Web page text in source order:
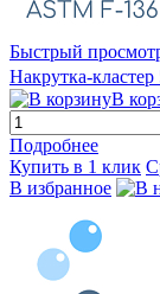
Быстрый
Накрутка-
В
Подробнее
Купить в 1 клик
В избранное